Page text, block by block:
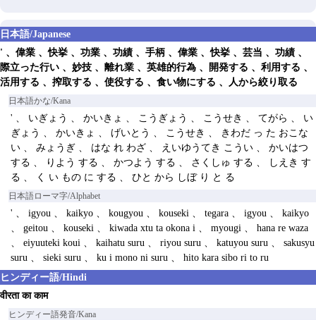
日本語/Japanese
' 、偉業 、快挙 、功業 、功績 、手柄 、偉業 、快挙 、芸当 、功績 、
際立った行い 、妙技 、離れ業 、英雄的行為 、開発する 、利用する 、
活用する 、搾取する 、使役する 、食い物にする 、人から絞り取る
日本語かな/Kana
' 、 いぎょう 、 かいきょ 、 こうぎょう 、 こうせき 、 てがら 、 い
ぎょう 、 かいきょ 、 げいとう 、 こうせき 、 きわだ っ た おこな
い 、 みょうぎ 、 はな れ わざ 、 えいゆうてき こうい 、 かいはつ
する 、 りよう する 、 かつよう する 、 さくしゅ する 、 しえき す
る 、 く い もの に する 、 ひと から しぼ り と る
日本語ローマ字/Alphabet
' 、 igyou 、 kaikyo 、 kougyou 、 kouseki 、 tegara 、 igyou 、 kaikyo
、 geitou 、 kouseki 、 kiwada xtu ta okona i 、 myougi 、 hana re waza
、 eiyuuteki koui 、 kaihatu suru 、 riyou suru 、 katuyou suru 、 sakusyu
suru 、 sieki suru 、 ku i mono ni suru 、 hito kara sibo ri to ru
ヒンディー語/Hindi
वीरता का काम
ヒンディー語発音/Kana